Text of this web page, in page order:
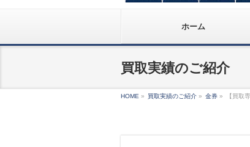
ホーム
買取実績のご紹介
HOME » 買取実績のご紹介 » 金券 » 【買取